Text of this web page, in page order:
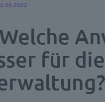
für die